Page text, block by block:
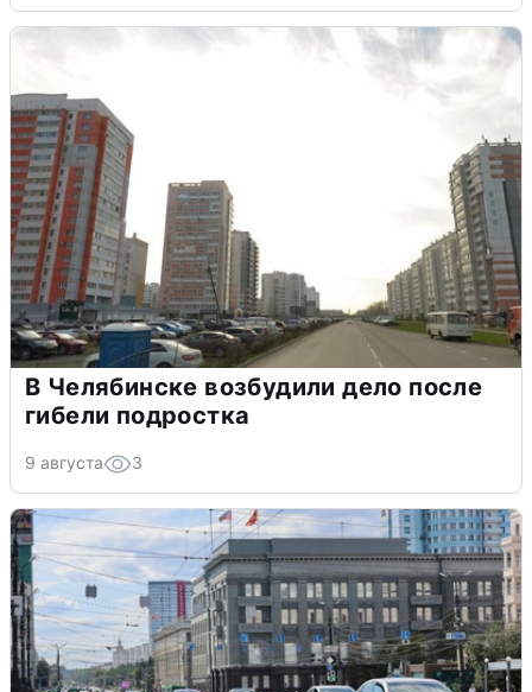
В Челябинске возбудили дело после
гибели подростка
9 августа 3